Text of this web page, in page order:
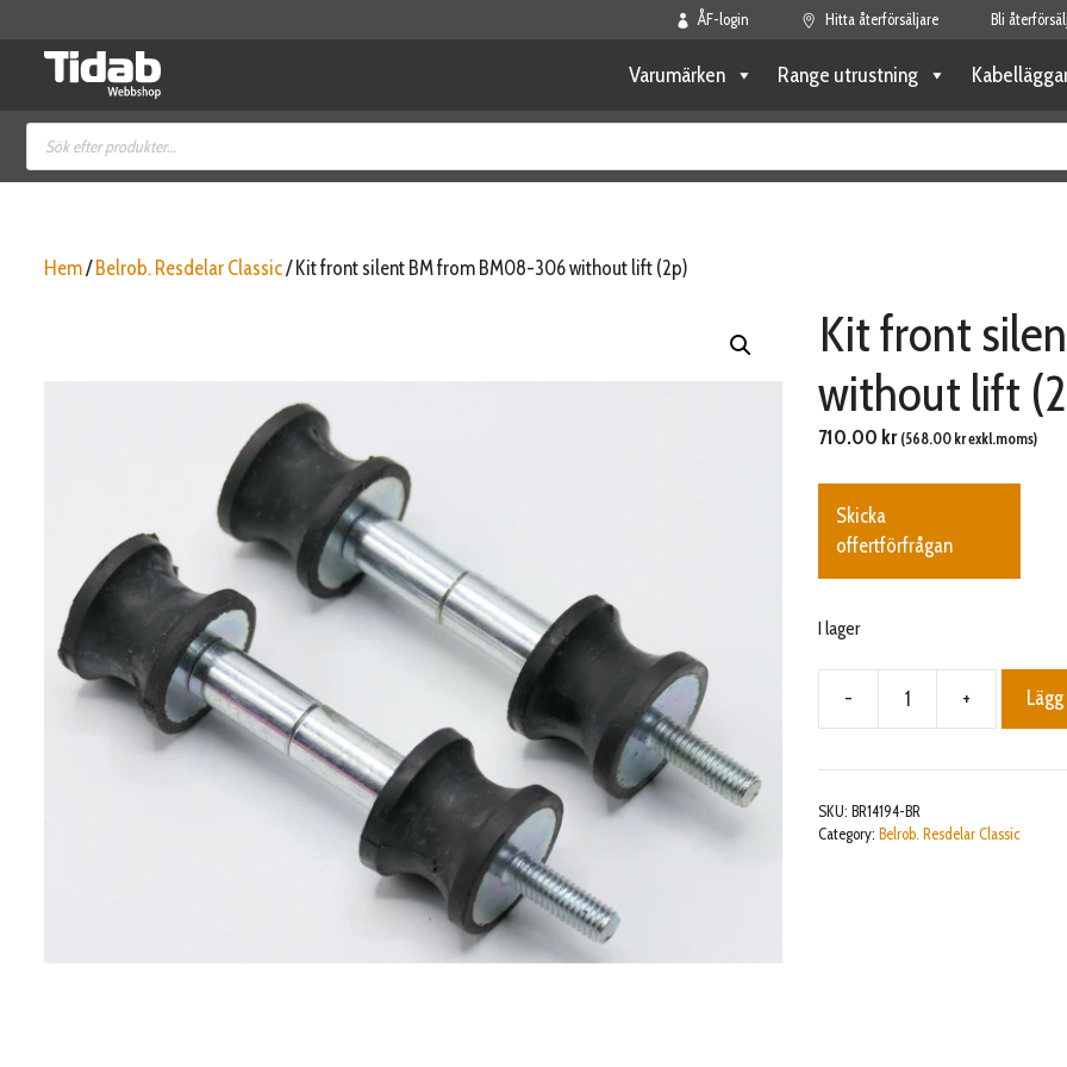
ÅF-login Hitta återförsäljare Bli
Varumärken Range utrustning
Produktsökning
Hem/ Belrob. Resdelar Classic/ Kit front silent BM from BM08-306 without lift (2p)
Kit front
without lift
710.00 kr (568.00 krexkl.moms)
Skicka
offertförfrågan
I lager
-
silent
BM
from
+
SKU: BR14194-BR
Category: Belrob. Resdelar Classic